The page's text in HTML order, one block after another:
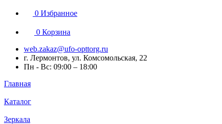
0 Избранное
0 Корзина
web.zakaz@ufo-opttorg.ru
г. Лермонтов, ул. Комсомольская, 22
Пн - Вс: 09:00 – 18:00
Главная
Каталог
Зеркала